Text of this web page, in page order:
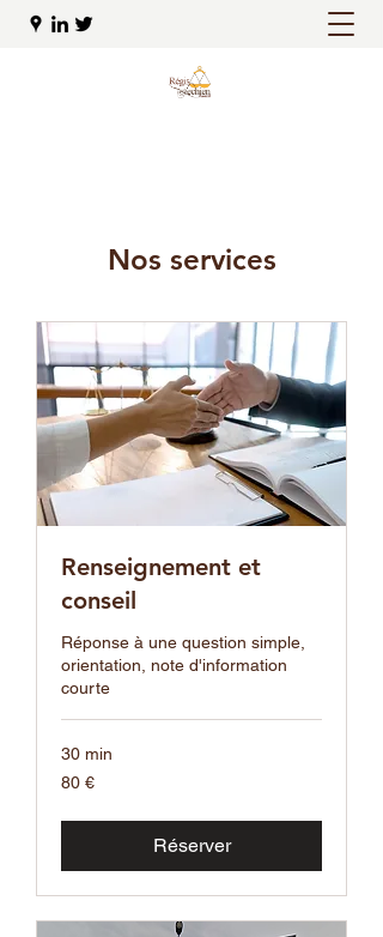
Nos services
Renseignement et
conseil
Réponse à une question simple,
orientation, note d'information
courte
30 min
80
euros
80 €
Réserver